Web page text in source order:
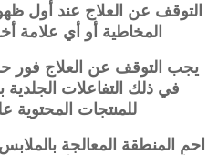
التوقف عن العلاج عند أول
المخاطية أو أي علامة
يجب التوقف عن العلاج فور
في ذلك التفاعلات
للمنتجات المحتوية
احمِ المنطقة المعالجة